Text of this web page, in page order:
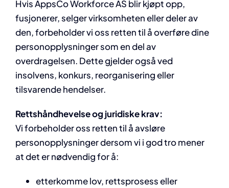
Hvis AppsCo Workforce AS blir kjøpt opp,
fusjonerer, selger virksomheten eller deler av
den, forbeholder vi oss retten til å overføre dine
personopplysninger som en del av
overdragelsen. Dette gjelder også ved
insolvens, konkurs, reorganisering eller
tilsvarende hendelser.
Rettshåndhevelse og juridiske krav:
Vi forbeholder oss retten til å avsløre
personopplysninger dersom vi i god tro mener
at det er nødvendig for å:
etterkomme lov, rettsprosess eller